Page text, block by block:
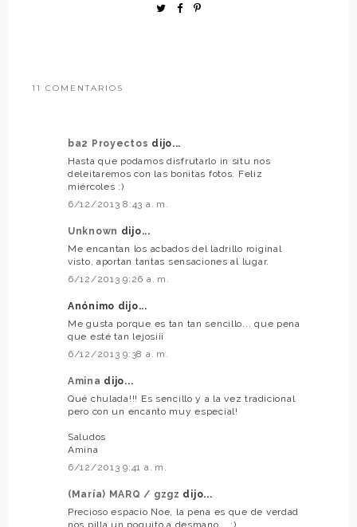
11 COMENTARIOS
ba2 Proyectos dijo...
Hasta que podamos disfrutarlo in situ nos
deleitaremos con las bonitas fotos. Feliz
miércoles :)
6/12/2013 8:43 a. m.
Unknown dijo...
Me encantan los acbados del ladrillo roiginal
visto, aportan tantas sensaciones al lugar.
6/12/2013 9:26 a. m.
Anónimo dijo...
Me gusta porque es tan tan sencillo... que pena
que esté tan lejos¡¡¡
6/12/2013 9:38 a. m.
Amina dijo...
Qué chulada!!! Es sencillo y a la vez tradicional
pero con un encanto muy especial!
Saludos
Amina
6/12/2013 9:41 a. m.
(María) MARQ / gzgz dijo...
Precioso espacio Noe, la pena es que de verdad
nos pilla un poquito a desmano... ;)